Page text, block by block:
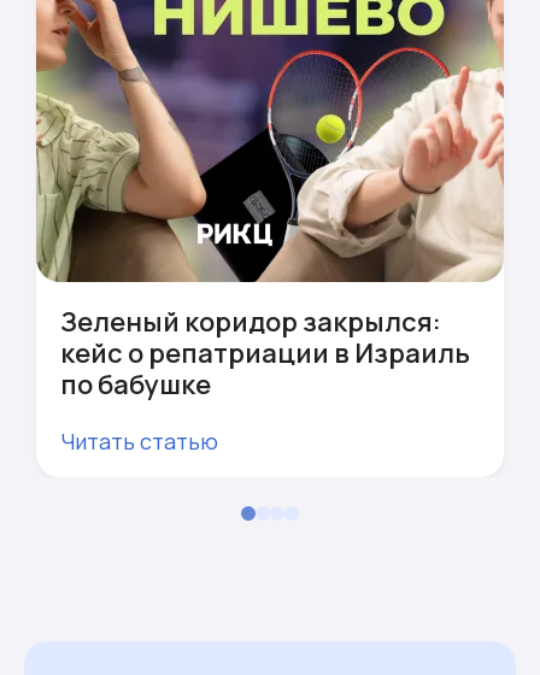
Зеленый коридор закрылся:
кейс о репатриации в Израиль
по бабушке
Читать статью